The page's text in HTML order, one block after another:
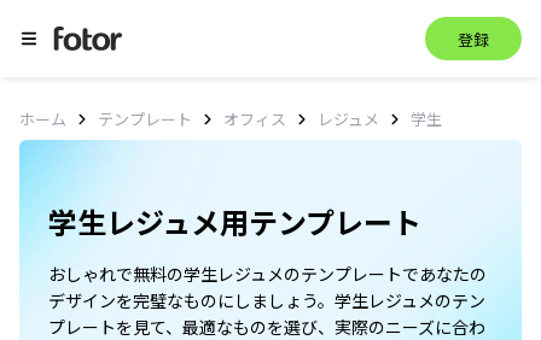
登録
ホーム テンプレート オフィス レジュメ 学生
学生レジュメ用テンプレート
おしゃれで無料の学生レジュメのテンプレートであなたの
デザインを完璧なものにしましょう。学生レジュメのテン
プレートを見て、最適なものを選び、実際のニーズに合わ